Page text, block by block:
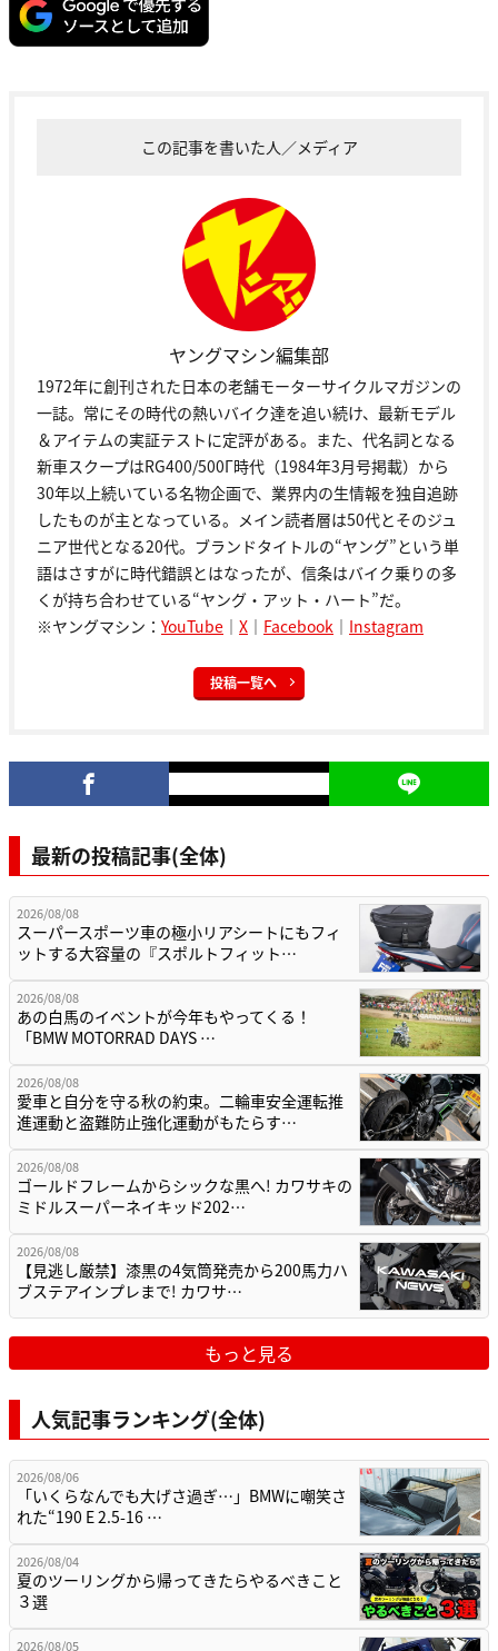
この記事を書いた人／メディア
ヤングマシン編集部
1972年に創刊された日本の老舗モーターサイクルマガジンの
一誌。常にその時代の熱いバイク達を追い続け、最新モデル
＆アイテムの実証テストに定評がある。また、代名詞となる
新車スクープはRG400/500Γ時代（1984年3月号掲載）から
30年以上続いている名物企画で、業界内の生情報を独自追跡
したものが主となっている。メイン読者層は50代とそのジュ
ニア世代となる20代。ブランドタイトルの“ヤング”という単
語はさすがに時代錯誤とはなったが、信条はバイク乗りの多
くが持ち合わせている“ヤング・アット・ハート”だ。
※ヤングマシン： YouTube ｜ X ｜ Facebook ｜ Instagram
投稿一覧へ
最新の投稿記事(全体)
2026/08/08
スーパースポーツ車の極小リアシートにもフィ
ットする大容量の『スポルトフィット…
2026/08/08
あの白馬のイベントが今年もやってくる！
「BMW MOTORRAD DAYS …
2026/08/08
愛車と自分を守る秋の約束。二輪車安全運転推
進運動と盗難防止強化運動がもたらす…
2026/08/08
ゴールドフレームからシックな黒へ! カワサキの
ミドルスーパーネイキッド202…
2026/08/08
【見逃し厳禁】漆黒の4気筒発売から200馬力ハ
ブステアインプレまで! カワサ…
もっと見る
人気記事ランキング(全体)
2026/08/06
「いくらなんでも大げさ過ぎ…」BMWに嘲笑さ
れた“190 E 2.5-16 …
2026/08/04
夏のツーリングから帰ってきたらやるべきこと
３選
2026/08/05